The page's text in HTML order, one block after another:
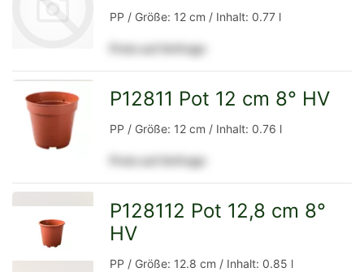
zur
PP / Größe: 12 cm / Inhalt: 0.77 l
Preis auf Anfrage
Detailseite
P12811 Pot 12 cm 8° HV
PP / Größe: 12 cm / Inhalt: 0.76 l
Preis auf Anfrage
P128112 Pot 12,8 cm 8°
HV
PP / Größe: 12.8 cm / Inhalt: 0.85 l